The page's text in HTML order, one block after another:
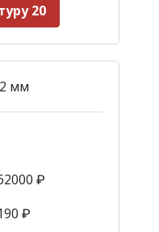
20
мм
₽
₽